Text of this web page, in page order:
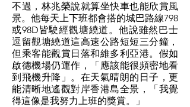
不過，林兆榮說就算坐快車也能欣賞風
景。他每天上下班都會搭的城巴路線798
或98D皆駛經觀塘繞道。他說雖然巴士
逗留觀塘繞道這高速公路短短三分鐘，
但乘客能觀賞日落和維多利亞港。假如
啟德機場仍運作，「應該能很頻密地看
到飛機升降」。在天氣晴朗的日子，更
能清晰地遙觀對岸香港島全景，「我覺
得這像是我努力上班的獎賞。」